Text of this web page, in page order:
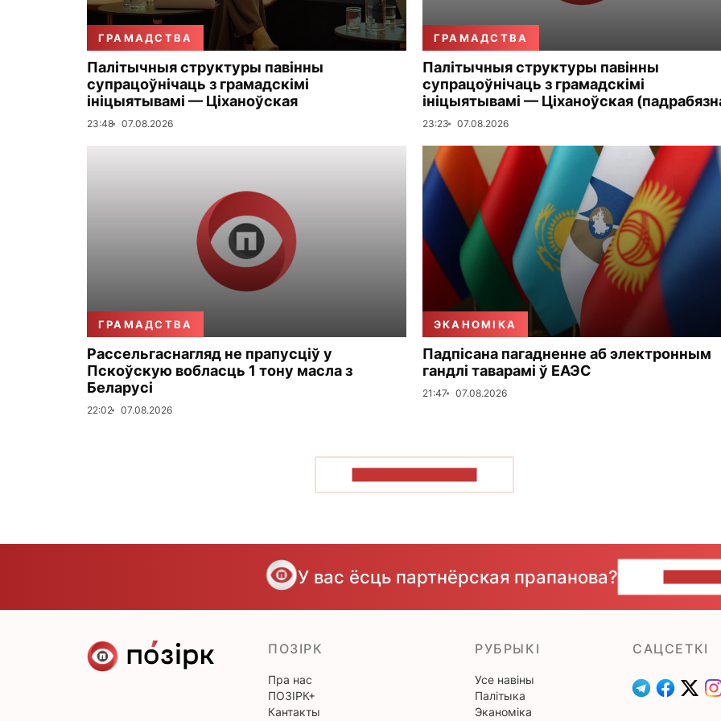
ГРАМАДСТВА
Палітычныя структуры павінны
супрацоўнічаць з грамадскімі
ініцыятывамі — Ціханоўская
23:48 07.08.2026
ГРАМАДСТВА
Палітычныя структуры павінны
супрацоўнічаць з грамадскімі
ініцыятывамі — Ціханоўская
23:23 07.08.2026
ГРАМАДСТВА
Рассельгаснагляд не прапусціў у
Пскоўскую вобласць 1 тону масла з
Беларусі
22:02 07.08.2026
ЭКАНОМІКА
Падпісана пагадненне аб электронным
гандлі таварамі ў ЕАЭС
21:47 07.08.2026
У вас ёсць партнёрская прапанова?
ПОЗІРК
Пра нас
ПОЗІРК+
Кантакты
РУБРЫКІ
Усе навіны
Палітыка
Эканоміка
САЦСЕТКІ